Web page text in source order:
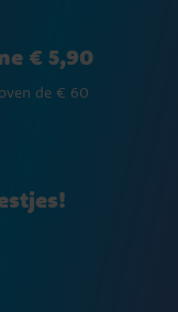
€ 5,90
de € 60